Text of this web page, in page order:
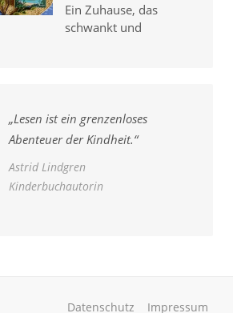
Ein Zuhause, das
schwankt und
„Lesen ist ein grenzenloses
Abenteuer der Kindheit.“
Astrid Lindgren
Kinderbuchautorin
Datenschutz Impressum